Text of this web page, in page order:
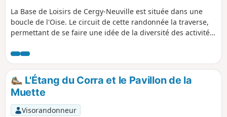
La Base de Loisirs de Cergy-Neuville est située dans une
boucle de l'Oise. Le circuit de cette randonnée la traverse,
permettant de se faire une idée de la diversité des activités
rive droite de la rivière d'où l'on a de beaux points de vue
sur l'ensemble du méandre. Le passage à Port-Cergy, ainsi
qu'à côté de quelques éléments du patrimoine (églises,
lavoirs, allée couverte,...), en accentue l'intérêt.
L'Étang du Corra et le Pavillon de la
Muette
Visorandonneur